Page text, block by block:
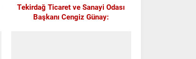
Tekirdağ Ticaret ve Sanayi Odası
Başkanı Cengiz Günay: